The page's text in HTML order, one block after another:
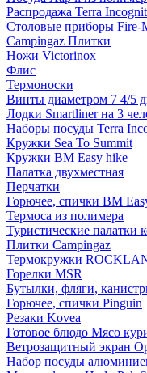
Распродажа Terra
Столовые приборы Fire-
Campingaz Плитки
Ножи Victorinox
Флис
Термоноски
Винты диаметром 7 4/5
Лодки Smartliner на 3
Наборы посуды Terra
Кружки Sea To Summit
Кружки BM Easy hike
Палатка двухместная
Перчатки
Горючее, спички BM
Термоса из полимера
Туристические палатки
Плитки Campingaz
Термокружки
Горелки MSR
Бутылки, фляги,
Горючее, спички Pinguin
Резаки Kovea
Готовое блюдо Мясо
Ветрозащитный экран
Набор посуды